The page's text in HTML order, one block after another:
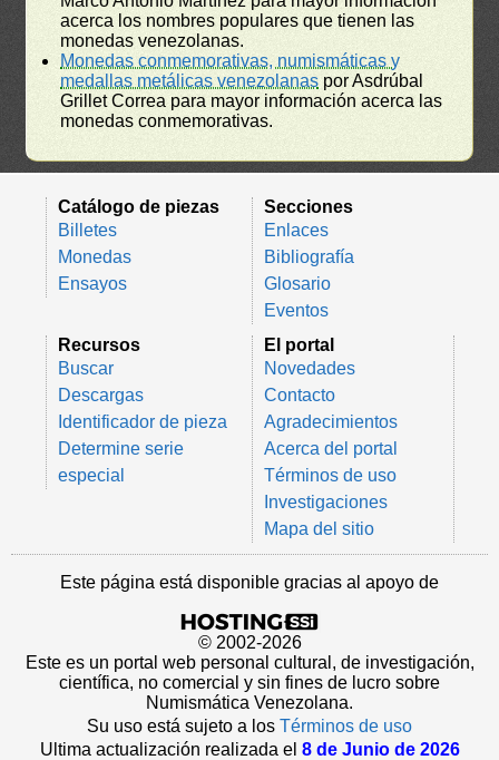
acerca los nombres populares que tienen las
monedas venezolanas.
Monedas conmemorativas, numismáticas y
medallas metálicas venezolanas por Asdrúbal
Grillet Correa para mayor información acerca las
monedas conmemorativas.
Catálogo de piezas
Billetes
Monedas
Ensayos
Secciones
Enlaces
Bibliografía
Glosario
Eventos
Recursos
Buscar
Descargas
Identificador de pieza
Determine serie
especial
El portal
Novedades
Contacto
Agradecimientos
Acerca del portal
Términos de uso
Investigaciones
Mapa del sitio
Este página está disponible gracias al apoyo de
© 2002-2026
Este es un portal web personal cultural, de investigación,
científica, no comercial y sin fines de lucro sobre
Numismática Venezolana.
Su uso está sujeto a los Términos de uso
Ultima actualización realizada el 8 de Junio de 2026